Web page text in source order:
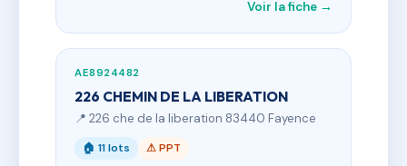
Voir la fiche →
AE8924482
226 CHEMIN DE LA LIBERATION
📍 226 che de la liberation 83440 Fayence
🏠 11 lots ⚠ PPT